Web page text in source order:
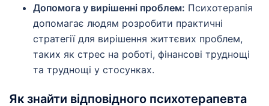
Допомога у вирішенні проблем: Психотерапія
допомагає людям розробити практичні
стратегії для вирішення життєвих проблем,
таких як стрес на роботі, фінансові труднощі
та труднощі у стосунках.
Як знайти відповідного психотерапевта